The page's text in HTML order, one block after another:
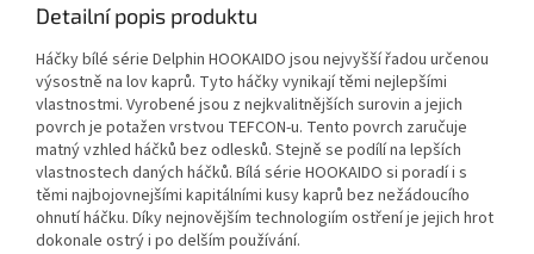
Detailní popis produktu
Háčky bílé série Delphin HOOKAIDO jsou nejvyšší řadou určenou
výsostně na lov kaprů. Tyto háčky vynikají těmi nejlepšími
vlastnostmi. Vyrobené jsou z nejkvalitnějších surovin a jejich
povrch je potažen vrstvou TEFCON-u. Tento povrch zaručuje
matný vzhled háčků bez odlesků. Stejně se podílí na lepších
vlastnostech daných háčků. Bílá série HOOKAIDO si poradí i s
těmi najbojovnejšími kapitálními kusy kaprů bez nežádoucího
ohnutí háčku. Díky nejnovějším technologiím ostření je jejich hrot
dokonale ostrý i po delším používání.